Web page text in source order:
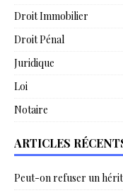
Droit Immobilier
Droit Pénal
Juridique
Loi
Notaire
ARTICLES
Peut-on refuser un